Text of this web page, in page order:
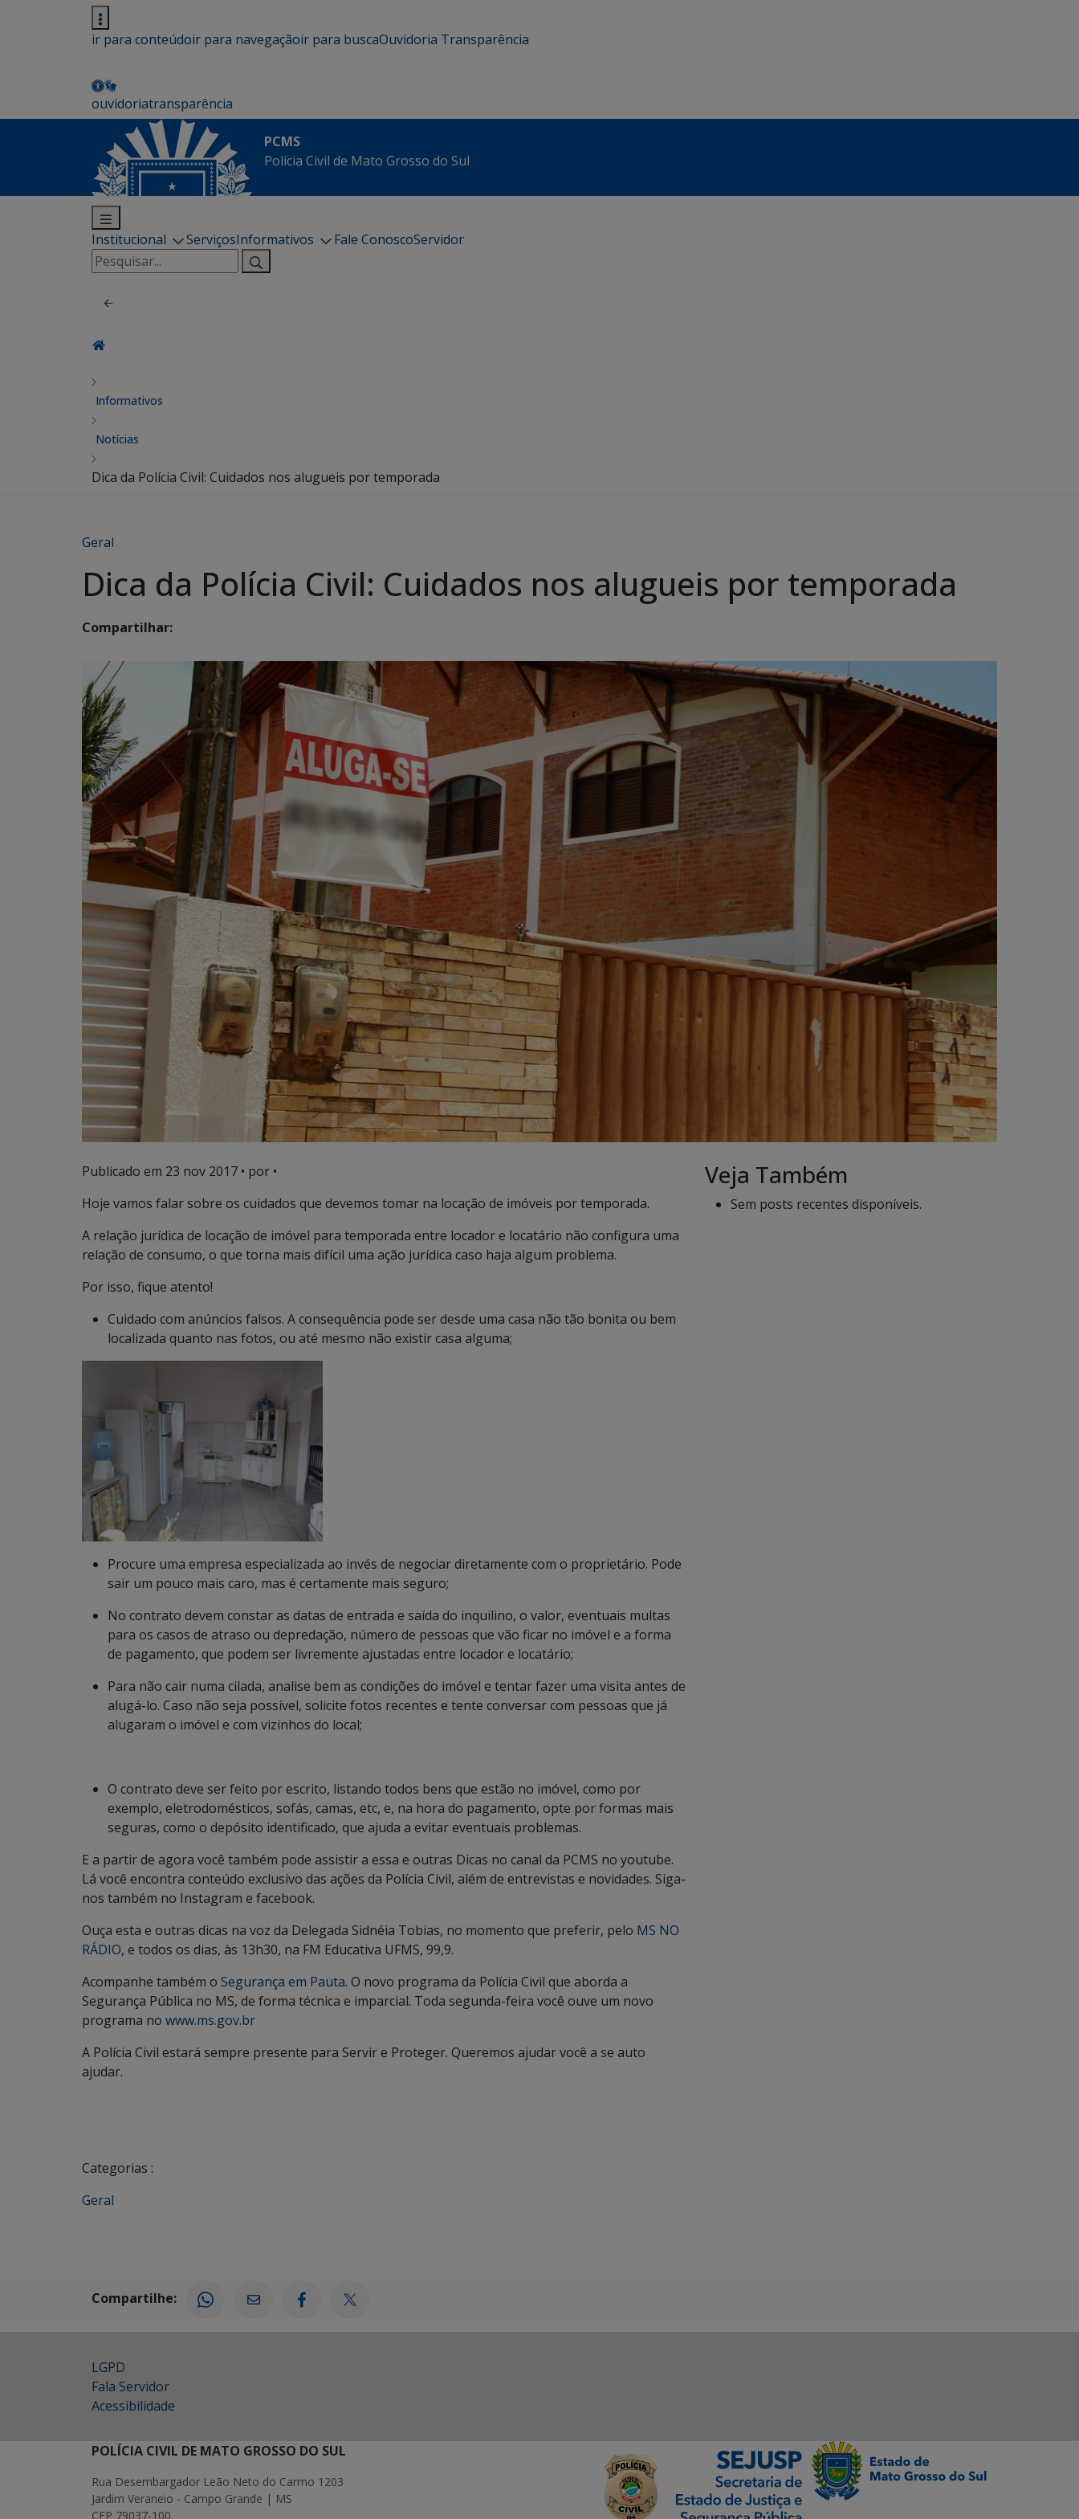
ir para conteúdoir para navegaçãoir para buscaOuvidoria Transparência
ouvidoriatransparência
PCMS
Polícia Civil de Mato Grosso do Sul
Institucional ServiçosInformativos Fale ConoscoServidor
Pesquisar
por:
Informativos
Notícias
Dica da Polícia Civil: Cuidados nos alugueis por temporada
Geral
Dica da Polícia Civil: Cuidados nos alugueis por temporada
Compartilhar:
Publicado em 23 nov 2017 • por •
Hoje vamos falar sobre os cuidados que devemos tomar na locação de imóveis por temporada.
A relação jurídica de locação de imóvel para temporada entre locador e locatário não configura uma
relação de consumo, o que torna mais difícil uma ação jurídica caso haja algum problema.
Por isso, fique atento!
Cuidado com anúncios falsos. A consequência pode ser desde uma casa não tão bonita ou bem
localizada quanto nas fotos, ou até mesmo não existir casa alguma;
Procure uma empresa especializada ao invés de negociar diretamente com o proprietário. Pode
sair um pouco mais caro, mas é certamente mais seguro;
No contrato devem constar as datas de entrada e saída do inquilino, o valor, eventuais multas
para os casos de atraso ou depredação, número de pessoas que vão ficar no imóvel e a forma
de pagamento, que podem ser livremente ajustadas entre locador e locatário;
Para não cair numa cilada, analise bem as condições do imóvel e tentar fazer uma visita antes de
alugá-lo. Caso não seja possível, solicite fotos recentes e tente conversar com pessoas que já
alugaram o imóvel e com vizinhos do local;
O contrato deve ser feito por escrito, listando todos bens que estão no imóvel, como por
exemplo, eletrodomésticos, sofás, camas, etc, e, na hora do pagamento, opte por formas mais
seguras, como o depósito identificado, que ajuda a evitar eventuais problemas.
E a partir de agora você também pode assistir a essa e outras Dicas no canal da PCMS no youtube.
Lá você encontra conteúdo exclusivo das ações da Polícia Civil, além de entrevistas e novidades. Siga-
nos também no Instagram e facebook.
Ouça esta e outras dicas na voz da Delegada Sidnéia Tobias, no momento que preferir, pelo MS NO
RÁDIO, e todos os dias, às 13h30, na FM Educativa UFMS, 99,9.
Acompanhe também o Segurança em Pauta. O novo programa da Polícia Civil que aborda a
Segurança Pública no MS, de forma técnica e imparcial. Toda segunda-feira você ouve um novo
programa no www.ms.gov.br
A Polícia Civil estará sempre presente para Servir e Proteger. Queremos ajudar você a se auto
ajudar.
Categorias :
Geral
Veja Também
Sem posts recentes disponíveis.
Compartilhe:
LGPD
Fala Servidor
Acessibilidade
POLÍCIA CIVIL DE MATO GROSSO DO SUL
Rua Desembargador Leão Neto do Carmo 1203
Jardim Veraneio - Campo Grande | MS
CEP 79037-100